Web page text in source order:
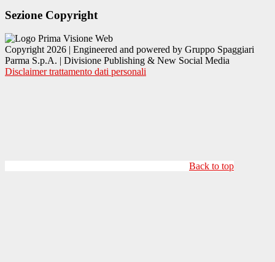
Sezione Copyright
Copyright 2026 | Engineered and powered by Gruppo Spaggiari
Parma S.p.A. | Divisione Publishing & New Social Media
Disclaimer trattamento dati personali
Back to top